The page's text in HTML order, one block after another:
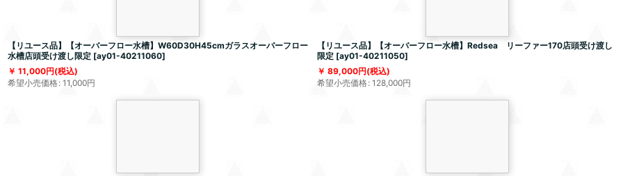
【リユース品】【オーバーフロー水槽】W60D30H45cmガラスオーバーフロー
水槽店頭受け渡し限定 [ay01-40211060]
11,000円(税込)
希望小売価格: 11,000円
【リユース品】【オーバーフロー水槽】Redsea リーファー170店頭受け渡し
限定 [ay01-40211050]
89,000円(税込)
希望小売価格: 128,000円